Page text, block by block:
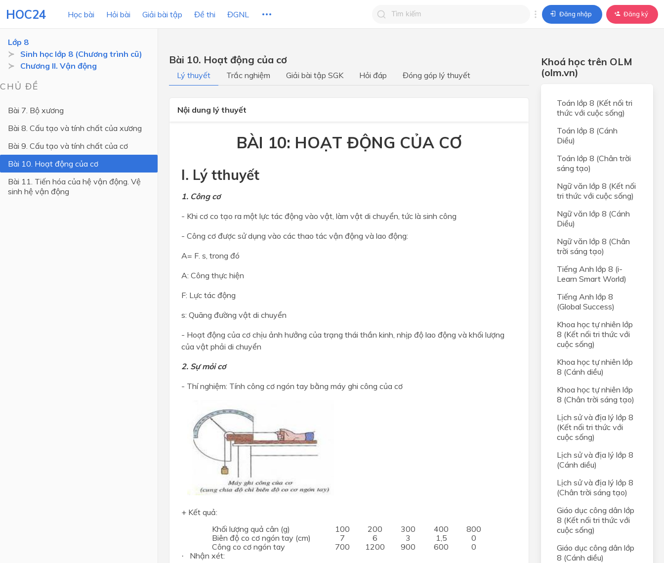
HOC24 Học bài Hỏi bài Giải bài tập Đề thi ĐGNL
bạn
Đăng nhập Đăng ký
LỚP HỌC
Lớp 11
Lớp 10
Lớp 9
Lớp 8
Lớp 7
MÔN HỌC CHỦ ĐỀ / CHƯƠNG
Lớp 8
Sinh học lớp 8 (Chương trình cũ)
Chương II. Vận động
CHỦ ĐỀ
Bài 7. Bộ xương
Bài 8. Cấu tạo và tính chất của xương
Bài 9. Cấu tạo và tính chất của cơ
Bài 10. Hoạt động của cơ
Bài 11. Tiến hóa của hệ vận động. Vệ
sinh hệ vận động
Bài 10. Hoạt động của cơ
Lý thuyết Trắc nghiệm Giải bài tập SGK Hỏi đáp Đóng góp lý thuyết
Nội dung lý thuyết
BÀI 10: HOẠT ĐỘNG CỦA CƠ
I. Lý tthuyết
1. Công cơ
- Khi cơ co tạo ra một lực tác động vào vật, làm vật di chuyển, tức là sinh công
- Công cơ được sử dụng vào các thao tác vận động và lao động:
A= F. s, trong đó
A: Công thực hiện
F: Lực tác động
s: Quãng đường vật di chuyển
- Hoạt động của cơ chịu ảnh hưởng của trạng thái thần kinh, nhịp độ lao động và khối lượng
của vật phải di chuyển
2. Sự mỏi cơ
- Thí nghiệm: Tính công cơ ngón tay bằng máy ghi công của cơ
+ Kết quả:
Khối lượng quả cân (g)
100 200 300 400
800
Biên độ co cơ ngón tay (cm)
7 6 3 1,5
0
Công co cơ ngón tay
700 1200 900 600 0
·
Nhận xét:
Khoá học trên OLM
(olm.vn)
Toán lớp 8 (Kết nối tri
thức với cuộc sống)
Toán lớp 8 (Cánh
Diều)
Toán lớp 8 (Chân trời
sáng tạo)
Ngữ văn lớp 8 (Kết nối
tri thức với cuộc sống)
Ngữ văn lớp 8 (Cánh
Diều)
Ngữ văn lớp 8 (Chân
trời sáng tạo)
Tiếng Anh lớp 8 (i-
Learn Smart World)
Tiếng Anh lớp 8
(Global Success)
Khoa học tự nhiên lớp
8 (Kết nối tri thức với
cuộc sống)
Khoa học tự nhiên lớp
8 (Cánh diều)
Khoa học tự nhiên lớp
8 (Chân trời sáng tạo)
Lịch sử và địa lý lớp 8
(Kết nối tri thức với
cuộc sống)
Lịch sử và địa lý lớp 8
(Cánh diều)
Lịch sử và địa lý lớp 8
(Chân trời sáng tạo)
Giáo dục công dân lớp
8 (Kết nối tri thức với
cuộc sống)
Giáo dục công dân lớp
8 (Cánh diều)